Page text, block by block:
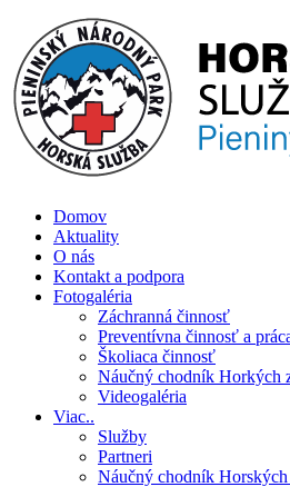
content
Číslo záchrannej služby: 0907 111 195
Domov
Aktuality
O nás
Kontakt a podpora
Fotogaléria
Záchranná činnosť
Preventívna činnosť a
Školiaca činnosť
Náučný chodník Horkých
Videogaléria
Viac..
Služby
Partneri
Náučný chodník Horských